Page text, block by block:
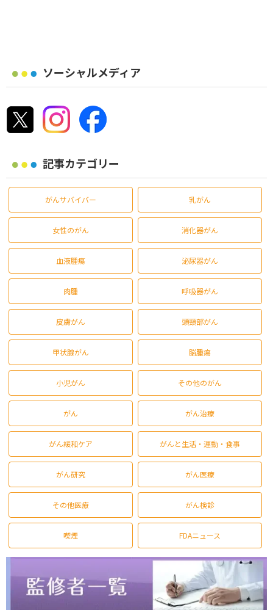
ソーシャルメディア
記事カテゴリー
がんサバイバー 乳がん
女性のがん 消化器がん
血液腫瘍 泌尿器がん
肉腫 呼吸器がん
皮膚がん 頭頸部がん
甲状腺がん 脳腫瘍
小児がん その他のがん
がん がん治療
がん緩和ケア がんと生活・運動・食事
がん研究 がん医療
その他医療 がん検診
喫煙 FDAニュース